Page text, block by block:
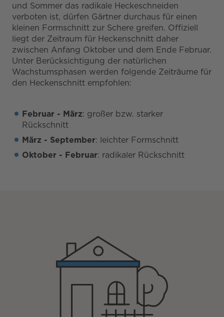
und Sommer das radikale Heckeschneiden
verboten ist, dürfen Gärtner durchaus für einen
kleinen Formschnitt zur Schere greifen. Offiziell
liegt der Zeitraum für Heckenschnitt daher
zwischen Anfang Oktober und dem Ende Februar.
Unter Berücksichtigung der natürlichen
Wachstumsphasen werden folgende Zeiträume für
den Heckenschnitt empfohlen:
Februar - März: großer bzw. starker
Rückschnitt
März - September: leichter Formschnitt
Oktober - Februar: radikaler Rückschnitt